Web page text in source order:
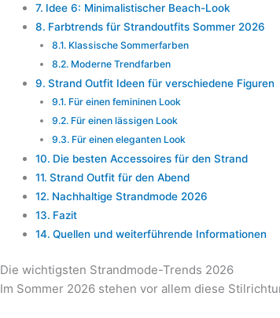
Idee 6: Minimalistischer Beach-Look
Farbtrends für Strandoutfits Sommer 2026
Klassische Sommerfarben
Moderne Trendfarben
Strand Outfit Ideen für verschiedene Figuren
Für einen femininen Look
Für einen lässigen Look
Für einen eleganten Look
Die besten Accessoires für den Strand
Strand Outfit für den Abend
Nachhaltige Strandmode 2026
Fazit
Quellen und weiterführende Informationen
Die wichtigsten Strandmode-Trends 2026
Im Sommer 2026 stehen vor allem diese